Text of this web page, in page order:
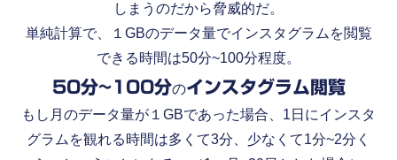
しまうのだから脅威的だ。
単純計算で、１GBのデータ量でインスタグラムを閲覧
できる時間は50分~100分程度。
50分~100分のインスタグラム閲覧
もし月のデータ量が１GBであった場合、1日にインスタ
グラムを観れる時間は多くて3分、少なくて1分~2分く